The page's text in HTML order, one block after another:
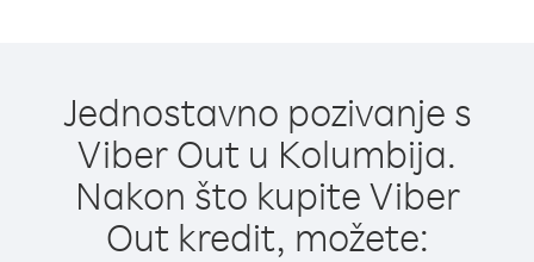
Jednostavno pozivanje s
Viber Out u Kolumbija.
Nakon što kupite Viber
Out kredit, možete: